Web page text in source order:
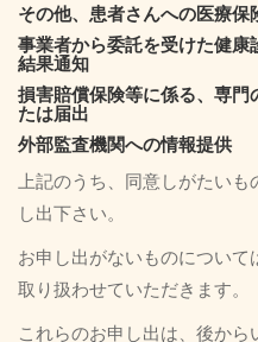
その他、患者さんへの医療保
事業者から委託を受けた健
結果通知
損害賠償保険等に係る、専門
たは届出
外部監査機関への情報提供
上記のうち、同意しがたいも
し出下さい。
お申し出がないものについて
取り扱わせていただきます。
これらのお申し出は、後か